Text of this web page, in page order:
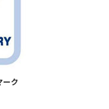
ーク